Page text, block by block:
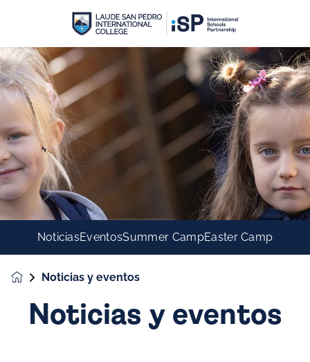
NoticiasEventosSummer CampEaster Camp
Noticias y eventos
Noticias y eventos